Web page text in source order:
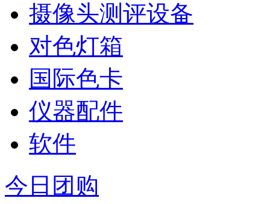
摄像头测评设备
对色灯箱
国际色卡
仪器配件
软件
今日团购